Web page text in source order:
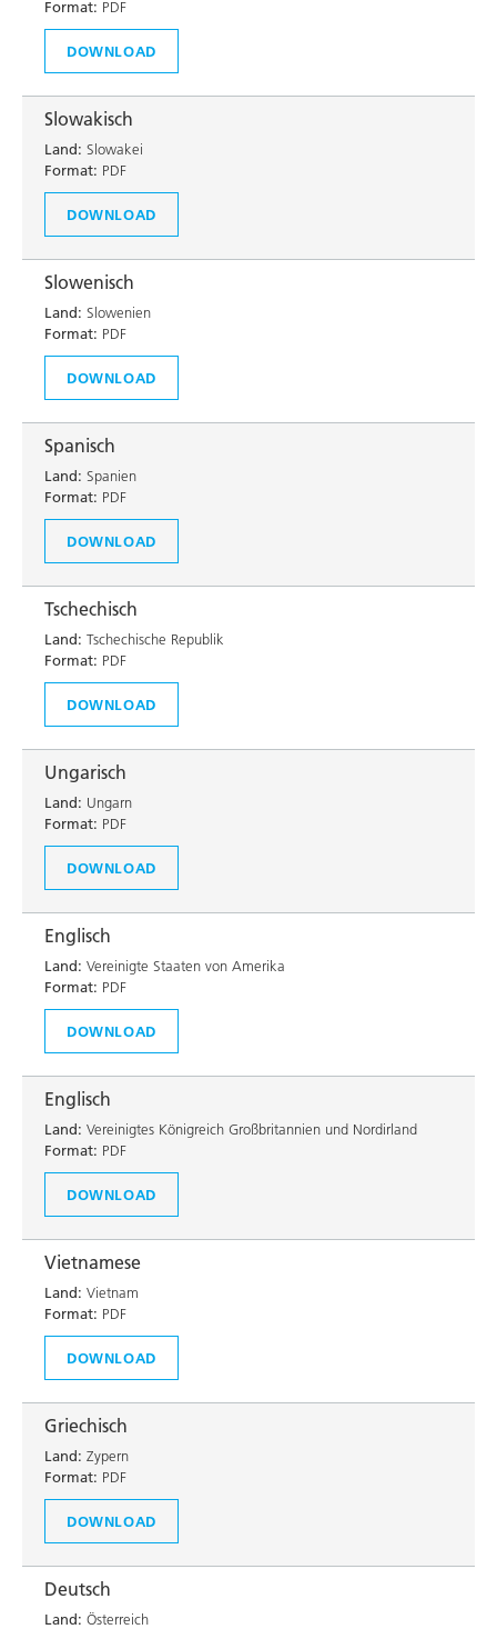
Format: PDF
DOWNLOAD
Slowakisch
Land: Slowakei
Format: PDF
DOWNLOAD
Slowenisch
Land: Slowenien
Format: PDF
DOWNLOAD
Spanisch
Land: Spanien
Format: PDF
DOWNLOAD
Tschechisch
Land: Tschechische Republik
Format: PDF
DOWNLOAD
Ungarisch
Land: Ungarn
Format: PDF
DOWNLOAD
Englisch
Land: Vereinigte Staaten von Amerika
Format: PDF
DOWNLOAD
Englisch
Land: Vereinigtes Königreich Großbritannien und Nordirland
Format: PDF
DOWNLOAD
Vietnamese
Land: Vietnam
Format: PDF
DOWNLOAD
Griechisch
Land: Zypern
Format: PDF
DOWNLOAD
Deutsch
Land: Österreich